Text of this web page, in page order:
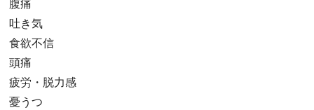
腹痛
吐き気
食欲不信
頭痛
疲労・脱力感
憂うつ